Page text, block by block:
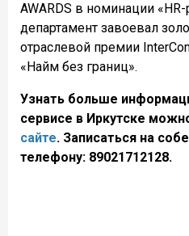
AWARDS в номинации
департамент завоевал
отраслевой премии
«Найм без границ».
Узнать больше
сервисе в Иркутске
сайте. Записаться на
телефону: 89021712128.